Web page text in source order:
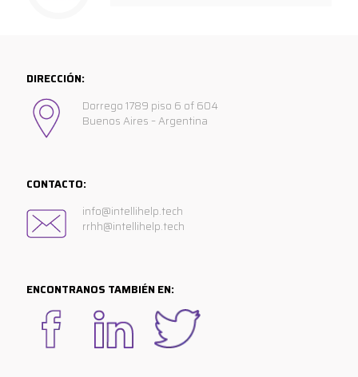
DIRECCIÓN:
Dorrego 1789 piso 6 of 604
Buenos Aires – Argentina
CONTACTO:
info@intellihelp.tech
rrhh@intellihelp.tech
ENCONTRANOS TAMBIÉN EN: